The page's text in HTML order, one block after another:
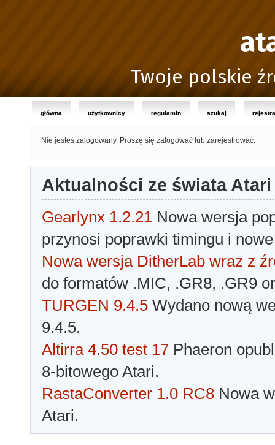
Twoje polskie
główna użytkownicy regulamin szukaj
Nie jesteś zalogowany. Proszę się zalogować lub zarejestrować.
Aktualności ze świata Atari
Gearlynx 1.2.21 Nowa wersja
przynosi poprawki timingu i
Nowa wersja DitherLab wraz z
do formatów .MIC, .GR8, .GR9
TURGEN 9.4.5 Wydano nową
9.4.5.
Altirra 4.50 test 17 Phaeron
8-bitowego Atari.
RastaConverter 1.0 RC8 Nowa
Atari.